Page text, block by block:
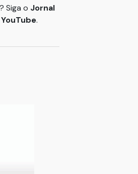
Siga o Jornal
YouTube.